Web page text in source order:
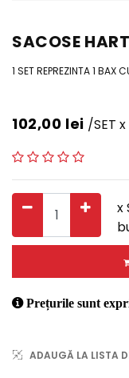
SACOSE
1 SET REPREZINTA 1 BAX
102,00 lei /SET
x
Prețurile sunt
ADAUGĂ LA LISTA